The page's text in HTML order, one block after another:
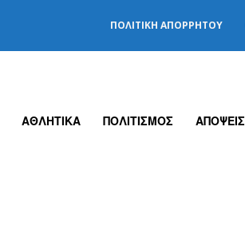
ΠΟΛΙΤΙΚΉ ΑΠΟΡΡΉΤΟΥ
ΑΘΛΗΤΙΚΑ ΠΟΛΙΤΙΣΜΟΣ ΑΠΟΨΕΙΣ